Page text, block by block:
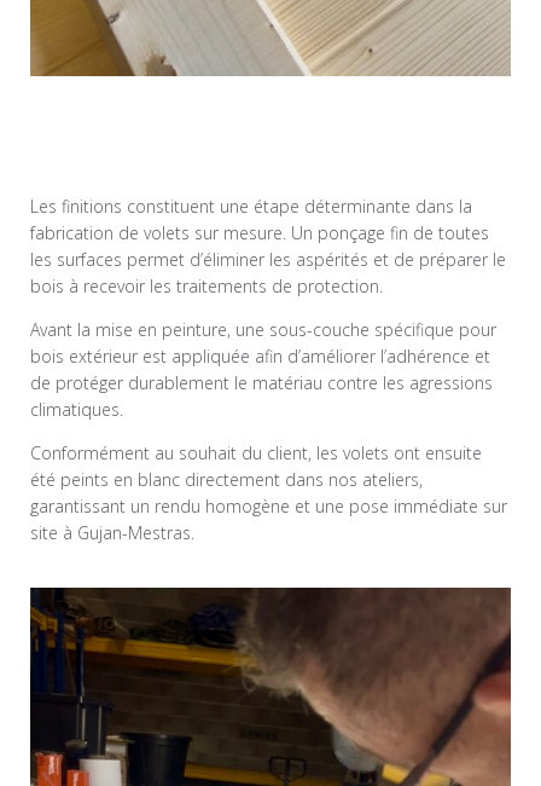
Les finitions constituent une étape déterminante dans la
fabrication de volets sur mesure. Un ponçage fin de toutes
les surfaces permet d’éliminer les aspérités et de préparer le
bois à recevoir les traitements de protection.
Avant la mise en peinture, une sous-couche spécifique pour
bois extérieur est appliquée afin d’améliorer l’adhérence et
de protéger durablement le matériau contre les agressions
climatiques.
Conformément au souhait du client, les volets ont ensuite
été peints en blanc directement dans nos ateliers,
garantissant un rendu homogène et une pose immédiate sur
site à Gujan-Mestras.